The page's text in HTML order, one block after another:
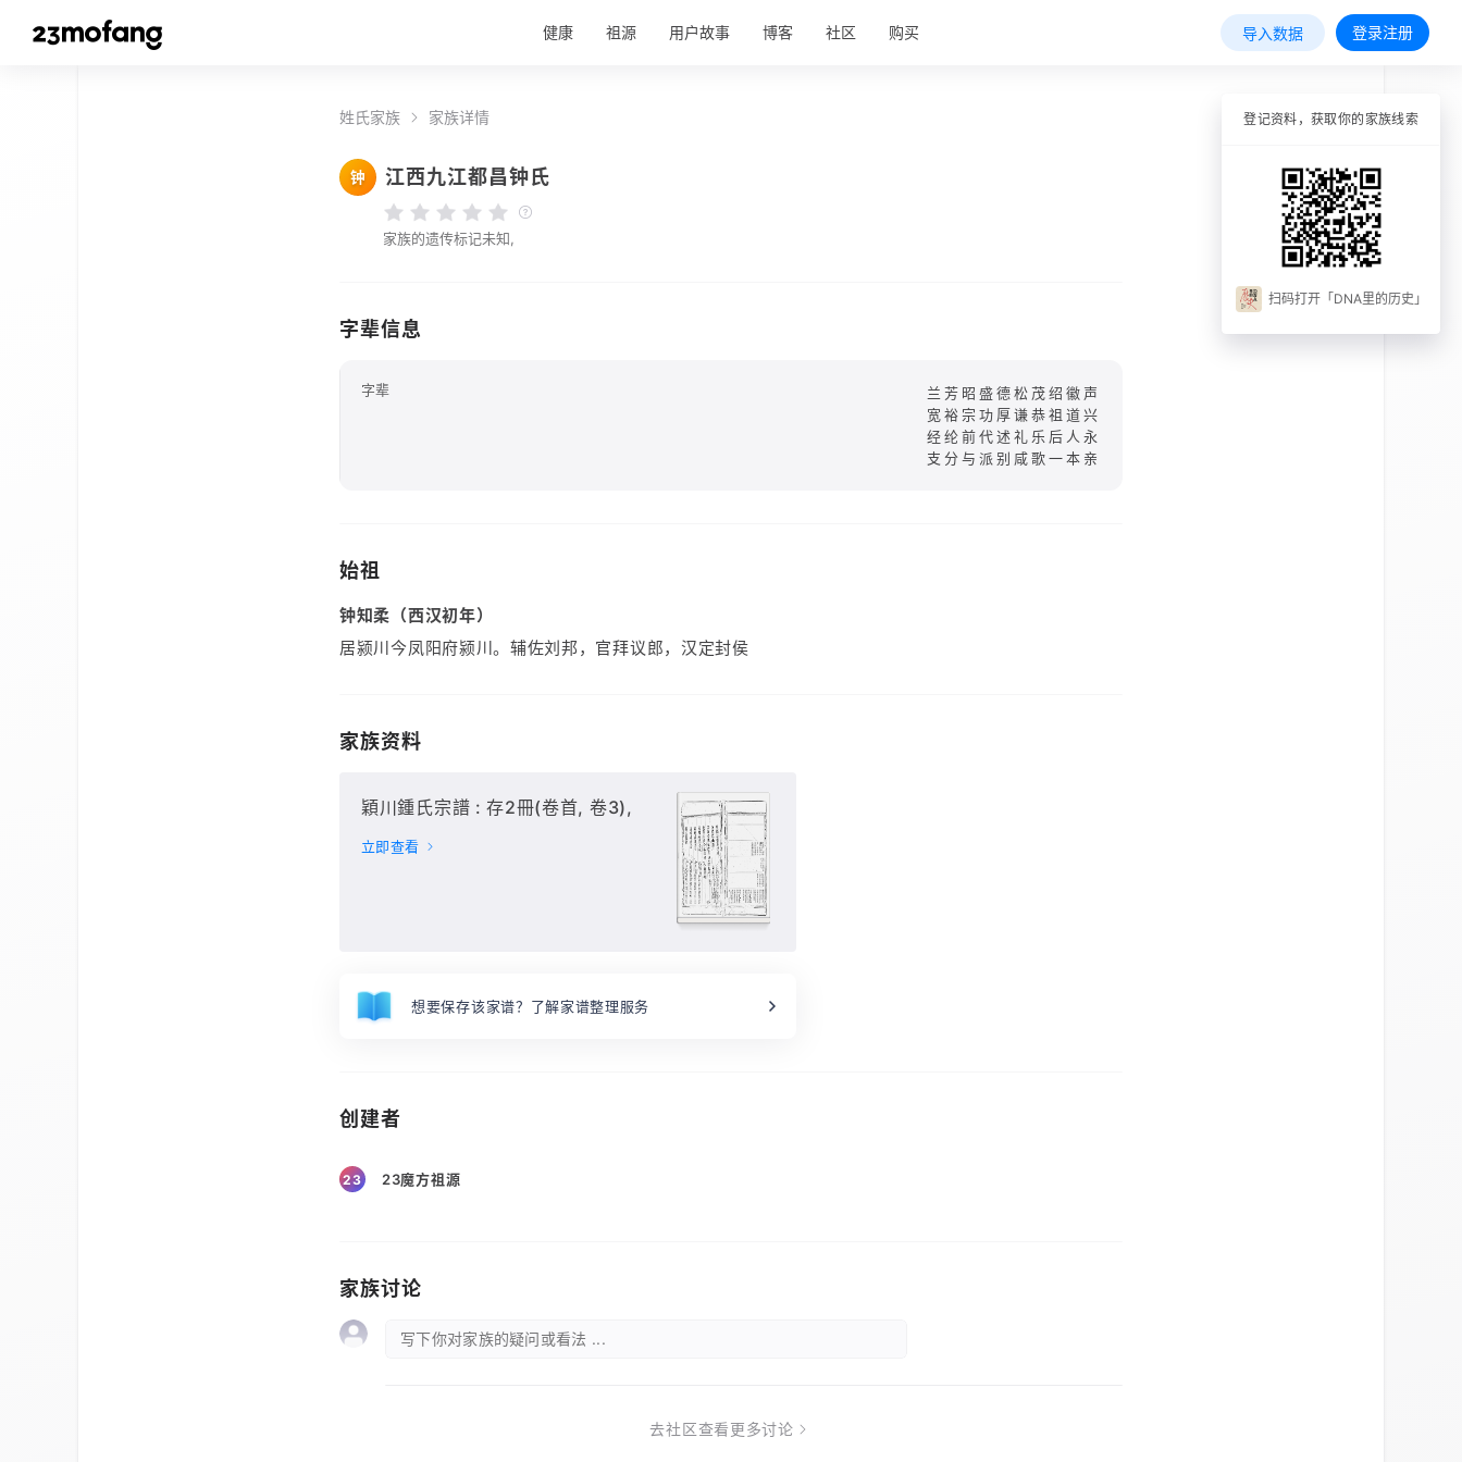
健康 祖源 用户故事 博客 社区 购买 导入数据 登录注册
姓氏家族 家族详情
钟 江西九江都昌钟氏
家族的遗传标记未知,
字辈信息
字辈
兰芳昭盛德松茂绍徽声
宽裕宗功厚谦恭祖道兴
经纶前代述礼乐后人永
支分与派别咸歌一本亲
始祖
钟知柔（西汉初年）
居颍川今凤阳府颍川。辅佐刘邦，官拜议郎，汉定封侯
家族资料
穎川鍾氏宗譜 : 存2冊(卷首, 卷3),
立即查看
想要保存该家谱？了解家谱整理服务
创建者
23 23魔方祖源
家族讨论
写下你对家族的疑问或看法 ...
去社区查看更多讨论
登记资料，获取你的家族线索
扫码打开「DNA里的历史」